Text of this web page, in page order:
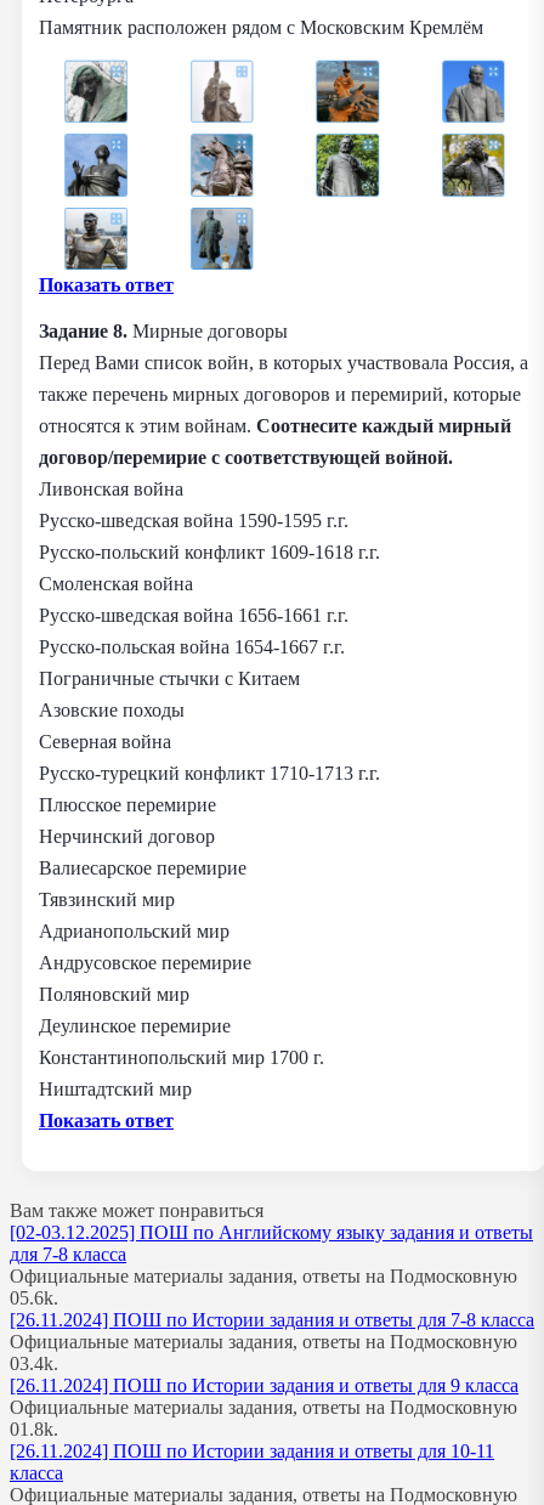
Памятник расположен рядом с Московским Кремлём
Показать ответ
Задание 8. Мирные договоры
Перед Вами список войн, в которых участвовала Россия, а
также перечень мирных договоров и перемирий, которые
относятся к этим войнам. Соотнесите каждый мирный
договор/перемирие с соответствующей войной.
Ливонская война
Русско-шведская война 1590-1595 г.г.
Русско-польский конфликт 1609-1618 г.г.
Смоленская война
Русско-шведская война 1656-1661 г.г.
Русско-польская война 1654-1667 г.г.
Пограничные стычки с Китаем
Азовские походы
Северная война
Русско-турецкий конфликт 1710-1713 г.г.
Плюсское перемирие
Нерчинский договор
Валиесарское перемирие
Тявзинский мир
Адрианопольский мир
Андрусовское перемирие
Поляновский мир
Деулинское перемирие
Константинопольский мир 1700 г.
Ништадтский мир
Показать ответ
Вам также может понравиться
[02-03.12.2025] ПОШ по Английскому языку задания и ответы
для 7-8 класса
Официальные материалы задания, ответы на Подмосковную
05.6k.
[26.11.2024] ПОШ по Истории задания и ответы для 7-8 класса
Официальные материалы задания, ответы на Подмосковную
03.4k.
[26.11.2024] ПОШ по Истории задания и ответы для 9 класса
Официальные материалы задания, ответы на Подмосковную
01.8k.
[26.11.2024] ПОШ по Истории задания и ответы для 10-11
класса
Официальные материалы задания, ответы на Подмосковную